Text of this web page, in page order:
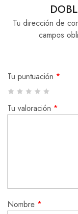
Tu dirección de
campos
Tu puntuación *
Tu valoración *
Nombre *